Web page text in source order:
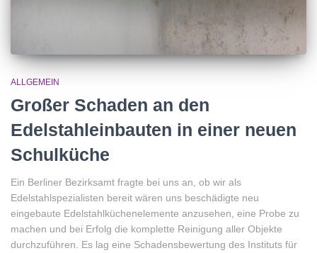
ALLGEMEIN
Großer Schaden an den
Edelstahleinbauten in einer neuen
Schulküche
Ein Berliner Bezirksamt fragte bei uns an, ob wir als
Edelstahlspezialisten bereit wären uns beschädigte neu
eingebaute Edelstahlküchenelemente anzusehen, eine Probe zu
machen und bei Erfolg die komplette Reinigung aller Objekte
durchzuführen. Es lag eine Schadensbewertung des Instituts für